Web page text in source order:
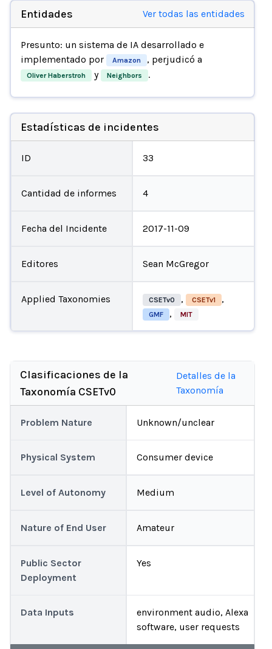
Entidades Ver todas las entidades
Presunto: un sistema de IA desarrollado e
implementado por
Amazon , perjudicó a
Oliver Haberstroh y Neighbors .
Estadísticas de incidentes
ID 33
Cantidad de informes 4
Fecha del Incidente 2017-11-09
Editores Sean McGregor
Applied Taxonomies CSETv0 , CSETv1 ,
GMF , MIT
Clasificaciones de la
Taxonomía CSETv0
Detalles de la
Taxonomía
Problem Nature Unknown/unclear
Physical System Consumer device
Level of Autonomy Medium
Nature of End User Amateur
Public Sector
Deployment
Yes
Data Inputs
environment audio, Alexa
software, user requests